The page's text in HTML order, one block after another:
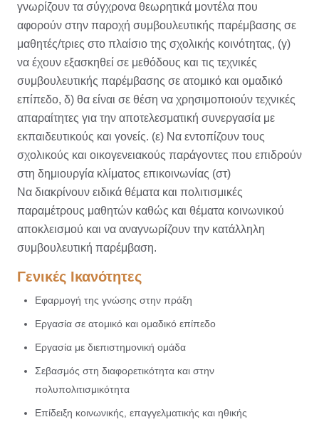
γνωρίζουν τα σύγχρονα θεωρητικά μοντέλα που
αφορούν στην παροχή συμβουλευτικής παρέμβασης σε
μαθητές/τριες στο πλαίσιο της σχολικής κοινότητας, (γ)
να έχουν εξασκηθεί σε μεθόδους και τις τεχνικές
συμβουλευτικής παρέμβασης σε ατομικό και ομαδικό
επίπεδο, δ) θα είναι σε θέση να χρησιμοποιούν τεχνικές
απαραίτητες για την αποτελεσματική συνεργασία με
εκπαιδευτικούς και γονείς. (ε) Να εντοπίζουν τους
σχολικούς και οικογενειακούς παράγοντες που επιδρούν
στη δημιουργία κλίματος επικοινωνίας (στ)
Να διακρίνουν ειδικά θέματα και πολιτισμικές
παραμέτρους μαθητών καθώς και θέματα κοινωνικού
αποκλεισμού και να αναγνωρίζουν την κατάλληλη
συμβουλευτική παρέμβαση.
Γενικές Ικανότητες
Εφαρμογή της γνώσης στην πράξη
Εργασία σε ατομικό και ομαδικό επίπεδο
Εργασία με διεπιστημονική ομάδα
Σεβασμός στη διαφορετικότητα και στην
πολυπολιτισμικότητα
Επίδειξη κοινωνικής, επαγγελματικής και ηθικής